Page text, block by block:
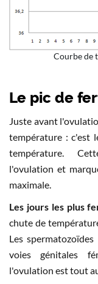
Courbe de
Le pic de
Juste avant
température : c'est
température.
l'ovulation et
maximale.
Les jours les plus
chute de
Les
voies génitales
l'ovulation est tout